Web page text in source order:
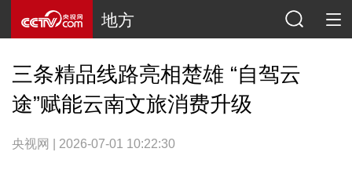
地方
三条精品线路亮相楚雄 “自驾云
途”赋能云南文旅消费升级
央视网 | 2026-07-01 10:22:30